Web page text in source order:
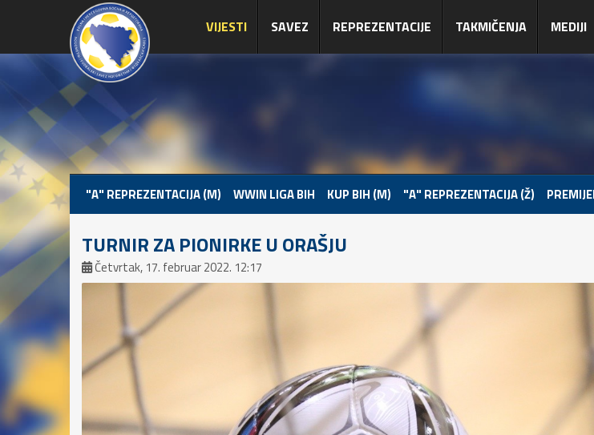
VIJESTI SAVEZ REPREZENTACIJE TAKMIČENJA MEDIJI
"A" REPREZENTACIJA (M) WWIN LIGA BIH KUP BIH (M) "A" REPREZENTACIJA (Ž)
TURNIR ZA PIONIRKE U ORAŠJU
Četvrtak, 17. februar 2022. 12:17